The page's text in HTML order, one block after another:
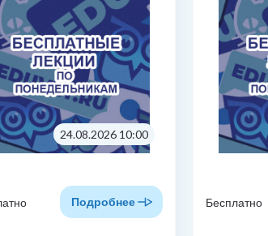
24.08.2026 10:00
Подробнее Бесплатно